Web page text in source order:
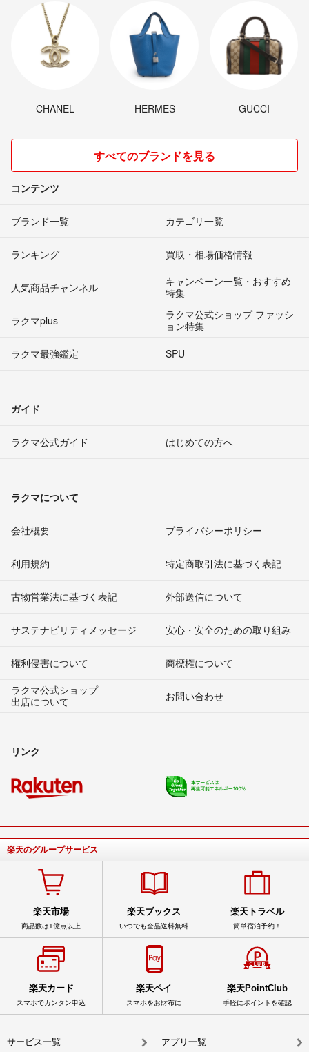
CHANEL HERMES GUCCI
すべてのブランドを見る
コンテンツ
ブランド一覧 カテゴリ一覧
ランキング 買取・相場価格情報
人気商品チャンネル
キャンペーン一覧・おすすめ
特集
ラクマplus
ラクマ公式ショップ ファッシ
ョン特集
ラクマ最強鑑定
SPU
ガイド
ラクマ公式ガイド はじめての方へ
ラクマについて
会社概要 プライバシーポリシー
利用規約 特定商取引法に基づく表記
古物営業法に基づく表記 外部送信について
サステナビリティメッセージ 安心・安全のための取り組み
権利侵害について
商標権について
ラクマ公式ショップ
出店について
お問い合わせ
リンク
楽天のグループサービス
楽天市場
商品数は1億点以上
楽天ブックス
いつでも全品送料無料
楽天トラベル
簡単宿泊予約！
楽天カード
スマホでカンタン申込
楽天ペイ
スマホをお財布に
楽天PointClub
手軽にポイントを確認
サービス一覧 アプリ一覧